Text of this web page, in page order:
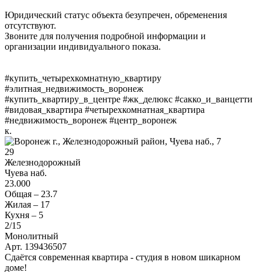
Юридический статус объекта безупречен, обременения
отсутствуют.
Звоните для получения подробной информации и
организации индивидуального показа.
#купить_четырехкомнатную_квартиру
#элитная_недвижимость_воронеж
#купить_квартиру_в_центре #жк_делюкс #сакко_и_ванцетти
#видовая_квартира #четырехкомнатная_квартира
#недвижимость_воронеж #центр_воронеж
к.
29
Железнодорожный
Чуева наб.
23.000
Общая – 23.7
Жилая – 17
Кухня – 5
2/15
Монолитный
Арт. 139436507
Сдаётся современная квартира - студия в новом шикарном
доме!